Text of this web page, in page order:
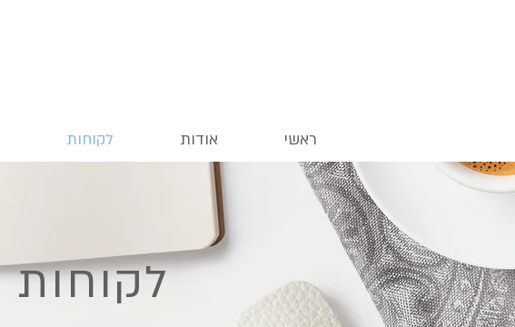
לקוחות אודות ראשי
לקוחות